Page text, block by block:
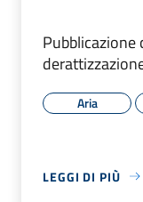
Aria
LEGGI DI PIÙ